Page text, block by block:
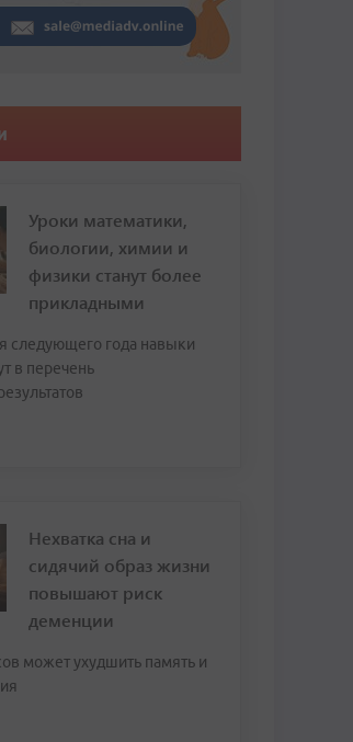
Уроки математики,
биологии, химии и
физики станут более
прикладными
следующего года навыки
в перечень
Нехватка сна и
сидячий образ жизни
повышают риск
деменции
может ухудшить память и